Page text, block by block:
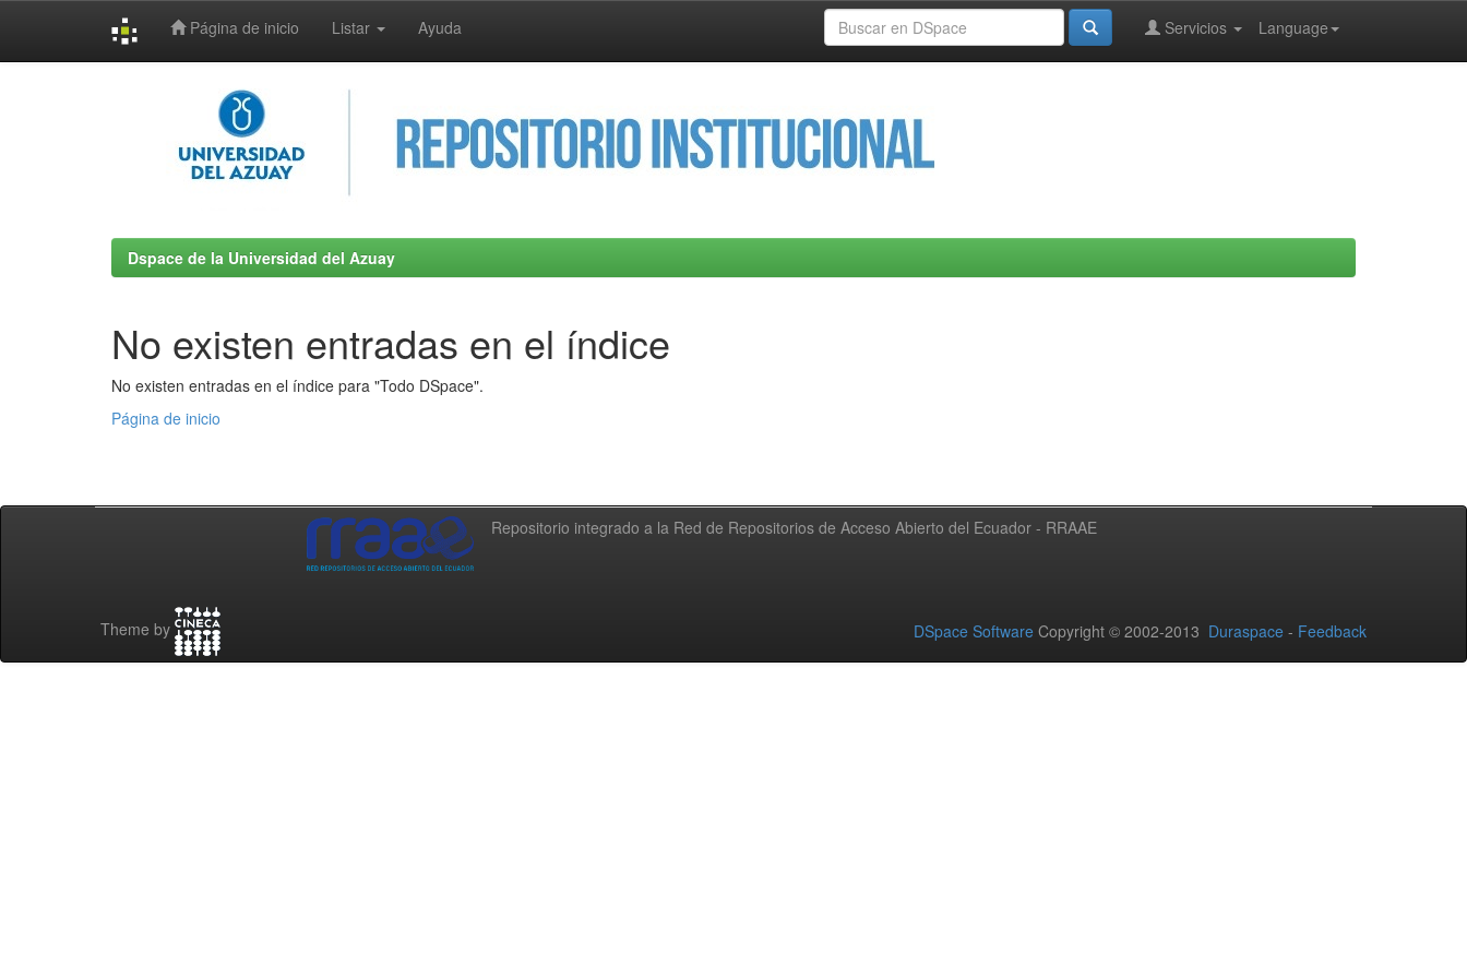
Página de inicio Listar Ayuda Language
Servicios
Dspace de la Universidad del Azuay
No existen entradas en el índice
No existen entradas en el índice para "Todo DSpace".
Página de inicio
Repositorio integrado a la Red de Repositorios de Acceso Abierto del Ecuador - RRAAE
Theme by DSpace Software Copyright © 2002-2013 Duraspace - Feedback